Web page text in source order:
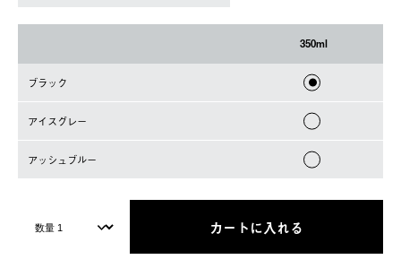
350ml
ブラック
アイスグレー
アッシュブルー
カートに入れる